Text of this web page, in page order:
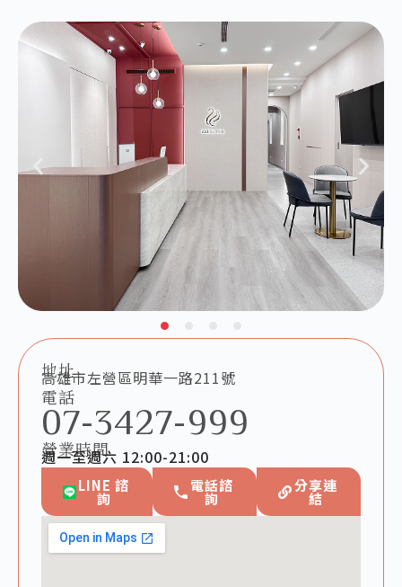
地址
高雄市左營區明華一路211號
電話
07-3427-999
營業時間
週一至週六 12:00-21:00
LINE 諮
詢
電話諮
詢
分享連
結